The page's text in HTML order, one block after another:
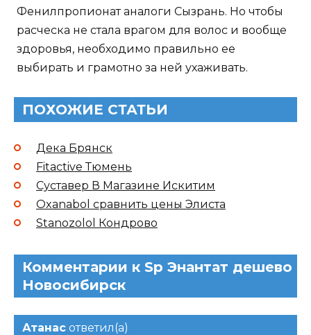
Фенилпропионат аналоги Сызрань. Но чтобы
расческа не стала врагом для волос и вообще
здоровья, необходимо правильно ее
выбирать и грамотно за ней ухаживать.
ПОХОЖИЕ СТАТЬИ
Дека Брянск
Fitactive Тюмень
Суставер В Магазине Искитим
Oxanabol сравнить цены Элиста
Stanozolol Кондрово
Комментарии к Sp Энантат дешево
Новосибирск
Атанас ответил(а)